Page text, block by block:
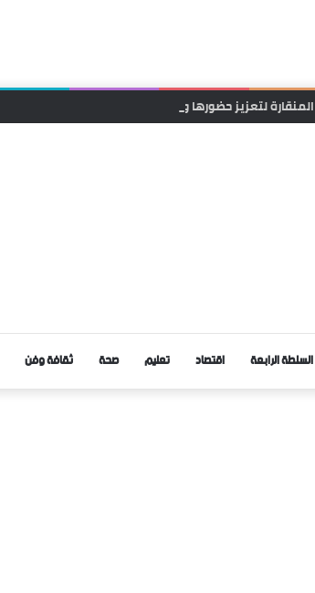
لتعزيز حضورها وقربها من الساكنة
السلطة الرابعة اقتصاد تعليم صحة ثقافة وفن